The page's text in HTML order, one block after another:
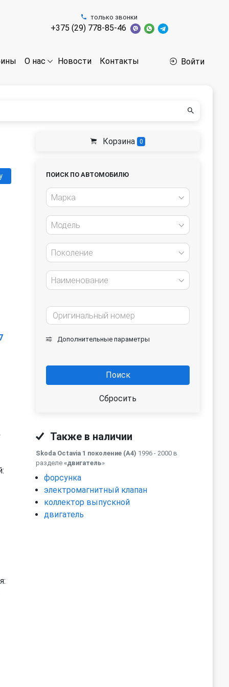
только звонки
+375 (29) 778-85-46
О нас Новости Контакты Войти
Корзина 0
ПОИСК ПО АВТОМОБИЛЮ
Марка
Модель
Поколение
Наименование
Дополнительные параметры
Поиск
Сбросить
Также в наличии
Skoda Octavia 1 поколение (A4) 1996 - 2000 в
разделе «двигатель»
форсунка
электромагнитный клапан
коллектор выпускной
двигатель